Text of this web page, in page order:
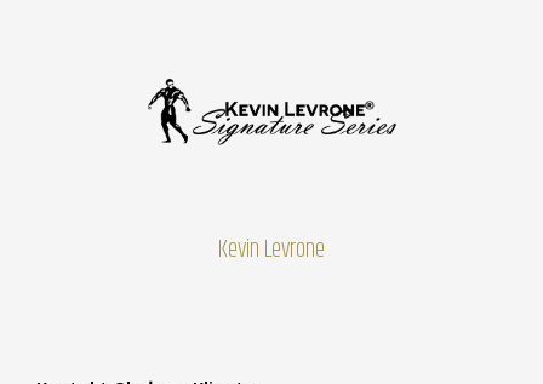
Kevin Levrone